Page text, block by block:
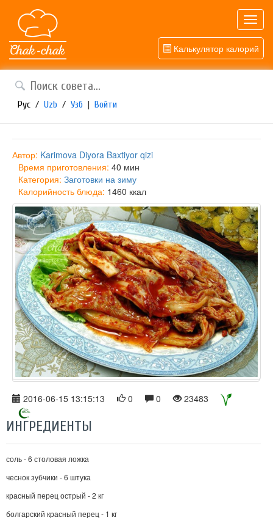
Калькулятор калорий
Рус / Uzb / Узб | Войти
Автор: Karimova Diyora Baxtiyor qizi
Время приготовления: 40 мин
Категория: Заготовки на зиму
Калорийность блюда: 1460 ккал
2016-06-15 13:15:13 0 0 23483
ИНГРЕДИЕНТЫ
соль - 6 столовая ложка
чеснок зубчики - 6 штука
красный перец острый - 2 кг
болгарский красный перец - 1 кг